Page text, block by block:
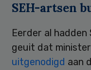
SEH-artsen
Eerder al
geuit dat
uitgenodigd aan